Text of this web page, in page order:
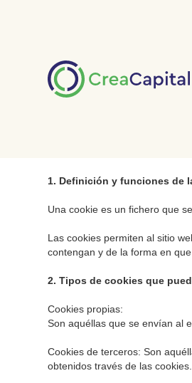
1. Definición y funciones de
Una cookie es un fichero que
Las cookies permiten al sitio
contengan y de la forma en
2. Tipos de cookies que
Cookies propias:
Son aquéllas que se envían al
Cookies de terceros: Son
obtenidos través de las cookies.